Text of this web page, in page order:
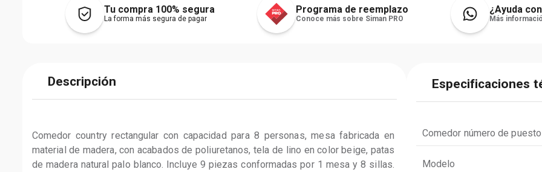
Tu compra 100% segura
La forma más segura de pagar
Programa de reemplazo
Conoce más sobre Siman PRO
¿Ayuda
Más
Descripción
Comedor country rectangular con capacidad para 8 personas, mesa fabricada en
material de madera, con acabados de poliuretanos, tela de lino en color beige, patas
de madera natural palo blanco. Incluye 9 piezas conformadas por 1 mesa y 8 sillas.
Especificaciones
Comedor número de
Modelo